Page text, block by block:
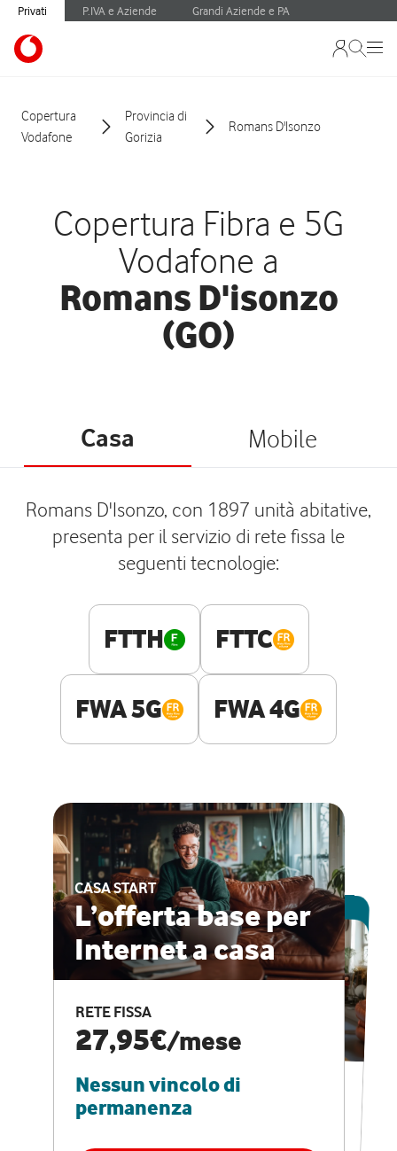
Privati P.IVA e Aziende Grandi Aziende e PA
Copertura
Vodafone
Provincia di
Gorizia
Romans D'Isonzo
Copertura Fibra e 5G
Vodafone a
Romans D'isonzo
(GO)
Casa Mobile
Romans D'Isonzo, con 1897 unità abitative,
presenta per il servizio di rete fissa le
seguenti tecnologie:
FTTH FTTC
FWA 5G FWA 4G
CASA START
L’offerta base per
Internet a casa
RETE FISSA
27,95€/mese
Nessun vincolo di
permanenza
ESCLUSIVA ONLINE
CASA PRO
Internet veloce e
vantaggi speciali
RETE FISSA + VODAFONE CLUB
29,95€